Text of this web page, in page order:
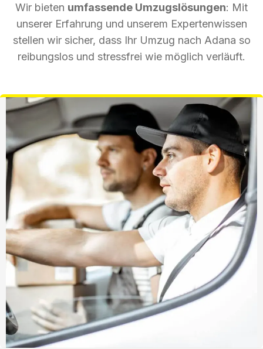
Wir bieten umfassende Umzugslösungen: Mit
unserer Erfahrung und unserem Expertenwissen
stellen wir sicher, dass Ihr Umzug nach Adana so
reibungslos und stressfrei wie möglich verläuft.